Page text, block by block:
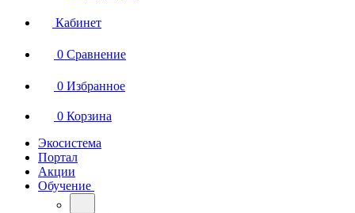
Кабинет
0 Сравнение
0 Избранное
0 Корзина
Экосистема
Портал
Акции
Обучение